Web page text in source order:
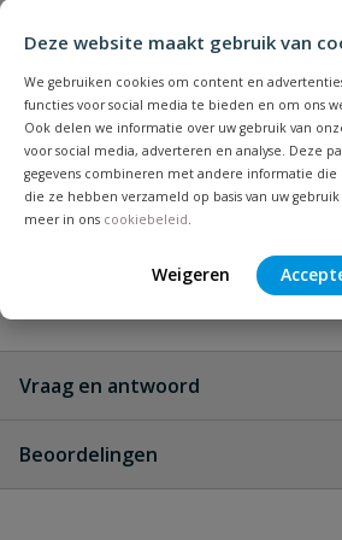
Deze website maakt gebruik van
We gebruiken cookies om content en
functies voor social media te bieden en om ons
Ook delen we informatie over uw gebruik van
voor social media, adverteren en analyse. Deze
gegevens combineren met andere informatie die
die ze hebben verzameld op basis van uw gebruik
meer in ons cookiebeleid
Weigeren
Graden bocht 45
Keurmerk KOMO
Vraag en antwoord
Beoordelingen